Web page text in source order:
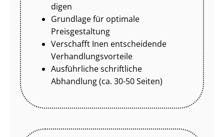
di­gen
Grundlage für optimale
Preisgestaltung
Verschafft Inen entscheidende
Ver­hand­lungs­vor­tei­le
Ausführliche schriftliche
Abhandlung (ca. 30-50 Seiten)